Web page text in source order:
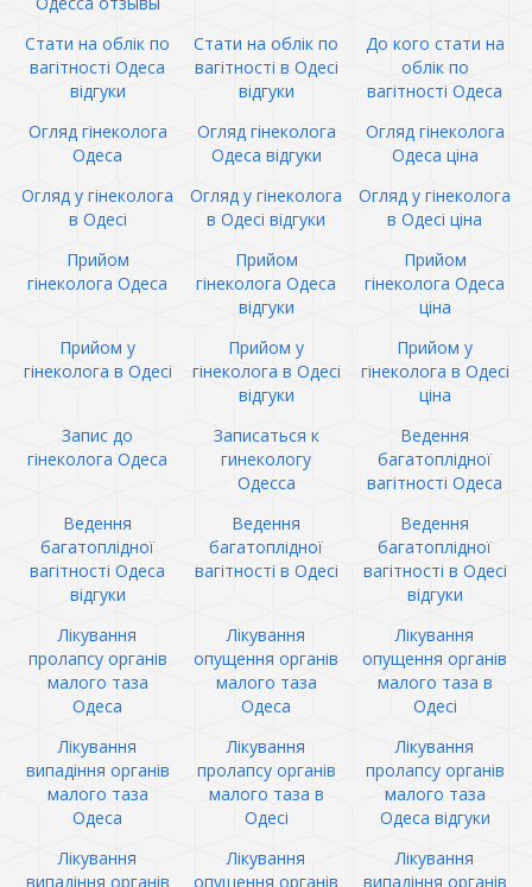
Стати на облік по
вагітності Одеса
відгуки
Стати на облік по
вагітності в Одесі
відгуки
До кого стати на
облік по
вагітності Одеса
Огляд гінеколога
Одеса
Огляд гінеколога
Одеса відгуки
Огляд гінеколога
Одеса ціна
Огляд у гінеколога
в Одесі
Огляд у гінеколога
в Одесі відгуки
Огляд у гінеколога
в Одесі ціна
Прийом
гінеколога Одеса
Прийом
гінеколога Одеса
відгуки
Прийом
гінеколога Одеса
ціна
Прийом у
гінеколога в Одесі
Прийом у
гінеколога в Одесі
відгуки
Прийом у
гінеколога в Одесі
ціна
Запис до
гінеколога Одеса
Записаться к
гинекологу
Одесса
Ведення
багатоплідної
вагітності Одеса
Ведення
багатоплідної
вагітності Одеса
відгуки
Ведення
багатоплідної
вагітності в Одесі
Ведення
багатоплідної
вагітності в Одесі
відгуки
Лікування
пролапсу органів
малого таза
Одеса
Лікування
опущення органів
малого таза
Одеса
Лікування
опущення органів
малого таза в
Одесі
Лікування
випадіння органів
малого таза
Одеса
Лікування
пролапсу органів
малого таза в
Одесі
Лікування
пролапсу органів
малого таза
Одеса відгуки
Лікування
випадіння органів
Лікування
опущення органів
Лікування
випадіння органів